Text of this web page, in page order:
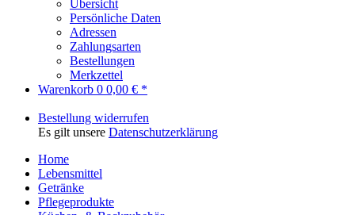
Übersicht
Persönliche Daten
Adressen
Zahlungsarten
Bestellungen
Merkzettel
Warenkorb 0 0,00 € *
Bestellung widerrufen
Es gilt unsere Datenschutzerklärung
Home
Lebensmittel
Getränke
Pflegeprodukte